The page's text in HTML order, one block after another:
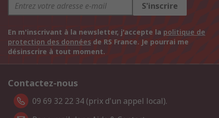
S'inscrire
En m'inscrivant à la newsletter, j'accepte la politique de
protection des données de RS France. Je pourrai me
désinscrire à tout moment.
Contactez-nous
09 69 32 22 34 (prix d'un appel local).